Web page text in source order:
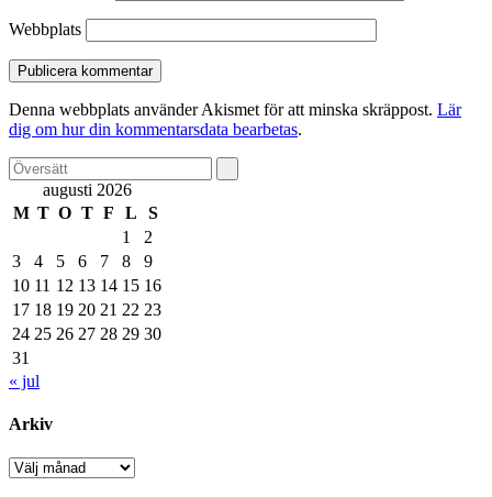
Webbplats
Denna webbplats använder Akismet för att minska skräppost. Lär
dig om hur din kommentarsdata bearbetas.
augusti 2026
M T O T F L
S
1
2
3
4 5 6 7 8
9
10 11 12 13 14 15 16
17 18 19 20 21 22 23
24 25 26 27 28 29 30
31
« jul
Arkiv
Arkiv